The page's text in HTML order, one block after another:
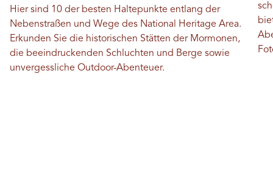
Hier sind 10 der besten Haltepunkte entlang der
Nebenstraßen und Wege des National Heritage Area.
Erkunden Sie die historischen Stätten der Mormonen,
die beeindruckenden Schluchten und Berge sowie
unvergessliche Outdoor-Abenteuer.